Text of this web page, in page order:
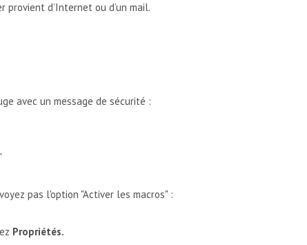
provient d’Internet ou d’un mail.
avec un message de sécurité :
pas l'option "Activer les macros" :
Propriétés.